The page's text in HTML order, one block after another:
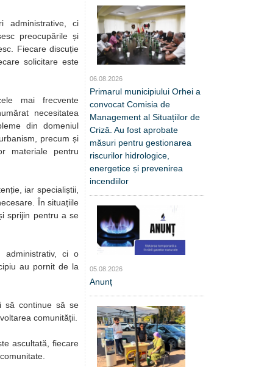
administrative, ci
preocupările și
Fiecare discuție
solicitare este
mai frecvente
necesitatea
din domeniul
precum și
materiale pentru
iar specialiștii,
În situațiile
sprijin pentru a se
administrativ, ci o
au pornit de la
să continue să se
comunității.
ascultată, fiecare
06.08.2026
Primarul municipiului Orhei a
convocat Comisia de
Management al Situațiilor de
Criză. Au fost aprobate
măsuri pentru gestionarea
riscurilor hidrologice,
energetice și prevenirea
incendiilor
05.08.2026
Anunț